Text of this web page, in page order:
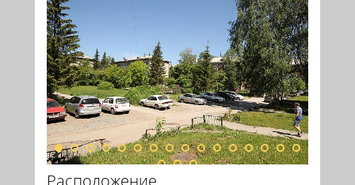
Расположение